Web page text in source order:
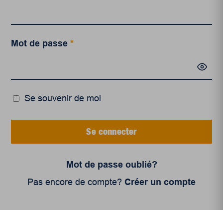
Mot de passe*
Se souvenir de moi
Se connecter
Mot de passe oublié?
Pas encore de compte? Créer un compte